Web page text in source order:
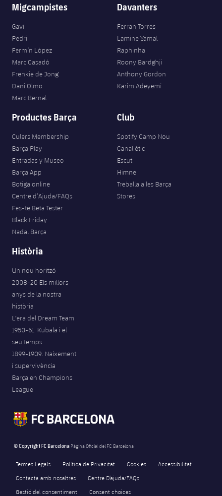
Migcampistes
Gavi
Pedri
Fermín López
Marc Casadó
Frenkie de Jong
Dani Olmo
Marc Bernal
Davanters
Ferran Torres
Lamine Yamal
Raphinha
Roony Bardghji
Anthony Gordon
Karim Adeyemi
Productes Barça
Culers Membership
Barça Play
Entradas y Museo
Barça App
Botiga online
Centre d’Ajuda/FAQs
Fes-te Beta Tester
Black Friday
Nadal Barça
Club
Spotify Camp Nou
Canal ètic
Escut
Himne
Treballa a les Barça
Stores
Història
Un nou horitzó
2008-20 Els millors
anys de la nostra
història
L'era del Dream Team
1950-61. Kubala i el
seu temps
1899-1909. Naixement
i supervivència
Barça en Champions
League
© Copyright FC Barcelona Pàgina Oficial del FC Barcelona
Termes Legals Política de Privacitat Cookies
Accessibilitat
Contacta amb nosaltres
Centre D’ajuda/FAQs
Gestió del consentiment
Consent choices